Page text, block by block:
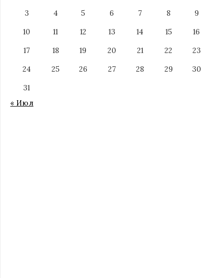
3
4 5 6 7 8
9
10
11 12 13 14 15
16
17
18 19 20 21 22
23
24
25 26 27 28 29
30
31
« Июл